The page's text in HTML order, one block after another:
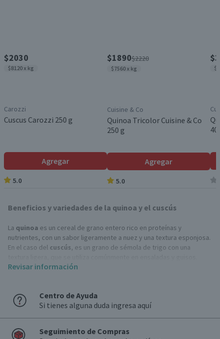
$2030
$8120 x kg
Carozzi
Cuscus Carozzi 250 g
Agregar
5.0
$1890$2220
$7560 x kg
Cuisine & Co
Quinoa Tricolor Cuisine & Co
250 g
Agregar
5.0
Beneficios y variedades de la quinoa y el cuscús
La quinoa es un cereal de grano entero rico en proteínas y
nutrientes, con un sabor ligeramente a nuez y una textura esponjosa.
En el caso del cuscús, es un grano de sémola de trigo con una
¡Aquí te contamos sus beneficios y cómo incorporarlos en tus
¿Por qué incluir quinoa y cuscús en tu dieta?
Altos en nutrientes: Tanto laquinoacomo elcuscús
ricas en vitaminas y minerales. La primera es especialmente
los nueve aminoácidos esenciales. Por otro lado, el
Revisar información
Centro de Ayuda
Si tienes alguna duda ingresa aquí
Seguimiento de Compras